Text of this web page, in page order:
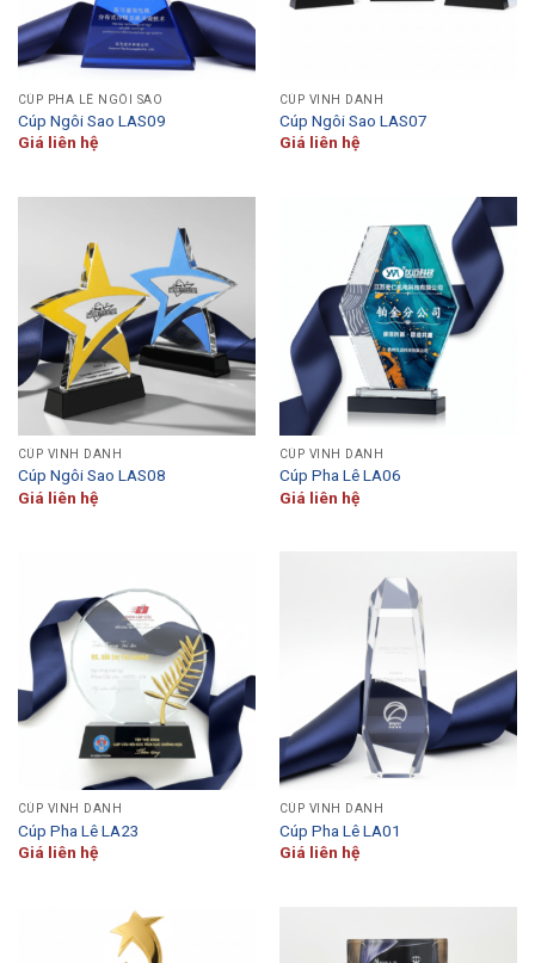
CÚP PHA LÊ NGÔI SAO
Cúp Ngôi Sao LAS09
Giá liên hệ
CÚP VINH DANH
Cúp Ngôi Sao LAS07
Giá liên hệ
CÚP VINH DANH
Cúp Ngôi Sao LAS08
Giá liên hệ
CÚP VINH DANH
Cúp Pha Lê LA06
Giá liên hệ
CÚP VINH DANH
Cúp Pha Lê LA23
Giá liên hệ
CÚP VINH DANH
Cúp Pha Lê LA01
Giá liên hệ